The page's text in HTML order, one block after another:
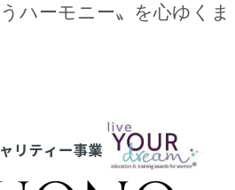
ハーモニー〟を心ゆくま